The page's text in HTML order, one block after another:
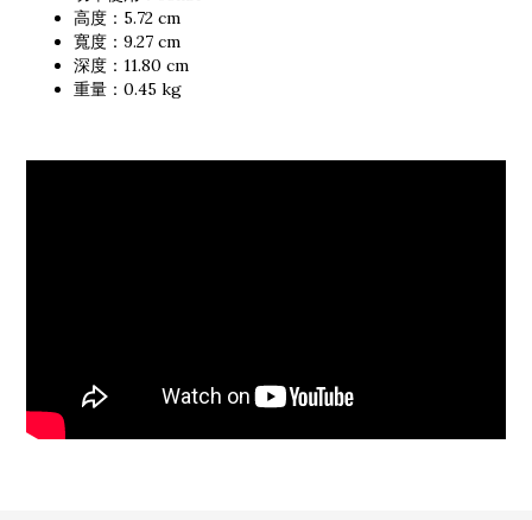
高度：5.72 cm
寬度：9.27 cm
深度：11.80 cm
重量：0.45 kg